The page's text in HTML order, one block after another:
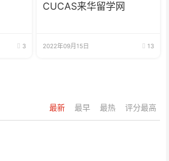
3
CUCAS来华留学网
2022年09月15日 13
最新 最早 最热 评分最高